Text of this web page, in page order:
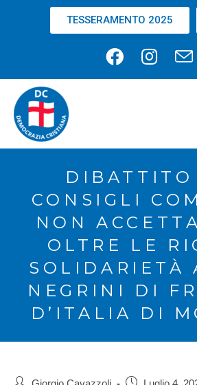
TESSERAMENTO 2025
DIBATTITO
CONSIGLI
NON
OLTRE LE
SOLIDARIETÀ
NEGRINI DI
D’ITALIA DI